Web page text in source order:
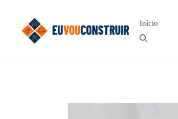
Início